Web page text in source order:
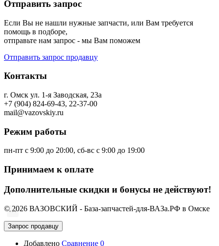
Отправить запрос
Если Вы не нашли нужные запчасти, или Вам требуется
помощь в подборе,
отправьте нам запрос - мы Вам поможем
Отправить запрос продавцу
Контакты
г. Омск ул. 1-я Заводская, 23а
+7 (904) 824-69-43, 22-37-00
mail@vazovskiy.ru
Режим работы
пн-пт с 9:00 до 20:00, сб-вс с 9:00 до 19:00
Принимаем к оплате
Дополнительные скидки и бонусы не действуют!
© 2026 ВАЗОВСКИЙ - База-запчастей-для-ВАЗа.РФ в Омске
Запрос продавцу
Добавлено Сравнение 0